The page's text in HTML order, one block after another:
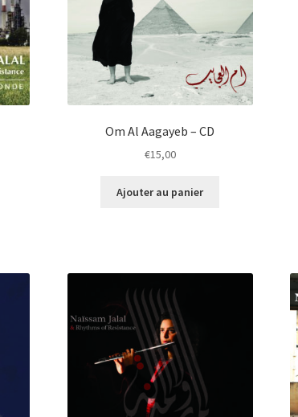
Om Al Aagayeb – CD
€15,00
Ajouter au panier